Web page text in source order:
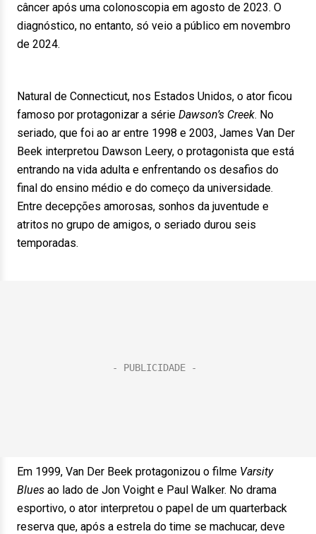
câncer após uma colonoscopia em agosto de 2023. O
diagnóstico, no entanto, só veio a público em novembro
de 2024.
Natural de Connecticut, nos Estados Unidos, o ator ficou
famoso por protagonizar a série Dawson’s Creek. No
seriado, que foi ao ar entre 1998 e 2003, James Van Der
Beek interpretou Dawson Leery, o protagonista que está
entrando na vida adulta e enfrentando os desafios do
final do ensino médio e do começo da universidade.
Entre decepções amorosas, sonhos da juventude e
atritos no grupo de amigos, o seriado durou seis
temporadas.
Em 1999, Van Der Beek protagonizou o filme Varsity
Blues ao lado de Jon Voight e Paul Walker. No drama
esportivo, o ator interpretou o papel de um quarterback
reserva que, após a estrela do time se machucar, deve